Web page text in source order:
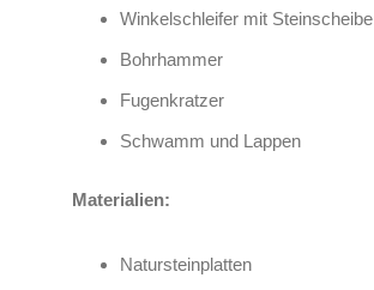
Winkelschleifer mit Steinscheibe
Bohrhammer
Fugenkratzer
Schwamm und Lappen
Materialien:
Natursteinplatten